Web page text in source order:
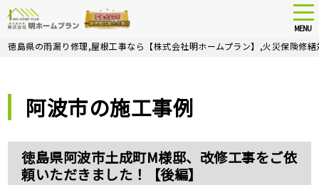
Skip
MENU
徳島県の雨漏り修理,屋根工事なら【株式会社明ホームプラン】,火災保険修繕
阿波市の施工事例
徳島県阿波市土成町M様邸、改修工事をご依
頼いただきました！【後編】